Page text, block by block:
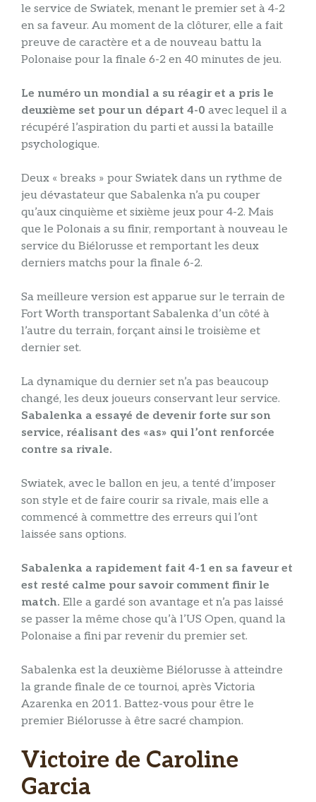
le service de Swiatek, menant le premier set à 4-2
en sa faveur. Au moment de la clôturer, elle a fait
preuve de caractère et a de nouveau battu la
Polonaise pour la finale 6-2 en 40 minutes de jeu.
Le numéro un mondial a su réagir et a pris le
deuxième set pour un départ 4-0 avec lequel il a
récupéré l’aspiration du parti et aussi la bataille
psychologique.
Deux « breaks » pour Swiatek dans un rythme de
jeu dévastateur que Sabalenka n’a pu couper
qu’aux cinquième et sixième jeux pour 4-2. Mais
que le Polonais a su finir, remportant à nouveau le
service du Biélorusse et remportant les deux
derniers matchs pour la finale 6-2.
Sa meilleure version est apparue sur le terrain de
Fort Worth transportant Sabalenka d’un côté à
l’autre du terrain, forçant ainsi le troisième et
dernier set.
La dynamique du dernier set n’a pas beaucoup
changé, les deux joueurs conservant leur service.
Sabalenka a essayé de devenir forte sur son
service, réalisant des «as» qui l’ont renforcée
contre sa rivale.
Swiatek, avec le ballon en jeu, a tenté d’imposer
son style et de faire courir sa rivale, mais elle a
commencé à commettre des erreurs qui l’ont
laissée sans options.
Sabalenka a rapidement fait 4-1 en sa faveur et
est resté calme pour savoir comment finir le
match. Elle a gardé son avantage et n’a pas laissé
se passer la même chose qu’à l’US Open, quand la
Polonaise a fini par revenir du premier set.
Sabalenka est la deuxième Biélorusse à atteindre
la grande finale de ce tournoi, après Victoria
Azarenka en 2011. Battez-vous pour être le
premier Biélorusse à être sacré champion.
Victoire de Caroline
Garcia